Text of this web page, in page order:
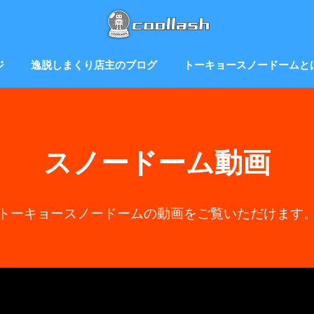
逸脱しまくり店主のブログ トーキョースノードームと
スノードーム動画
トーキョースノードームの動画をご覧いただけます。